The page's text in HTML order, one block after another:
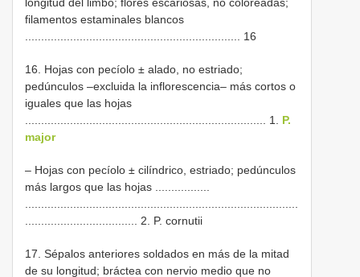
filamentos estaminales blancos
................................................................... 16
16. Hojas con pecíolo ± alado, no estriado;
pedúnculos –excluida la inflorescencia– más cortos o
iguales que las hojas
........................................................................... 1. P.
major
– Hojas con pecíolo ± cilíndrico, estriado; pedúnculos
más largos que las hojas .................
................................... 2. P. cornutii
17. Sépalos anteriores soldados en más de la mitad
de su longitud; bráctea con nervio medio que no